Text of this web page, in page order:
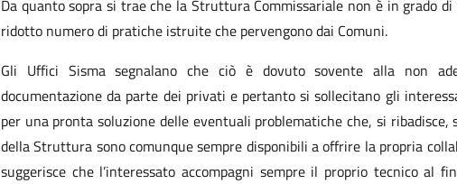
Da quanto sopra si trae che la Struttura Commissariale non è in grado
ridotto numero di pratiche istruite che pervengono dai Comuni.
Gli Uffici Sisma segnalano che ciò è dovuto sovente alla non
documentazione da parte dei privati e pertanto si sollecitano gli
per una pronta soluzione delle eventuali problematiche che, si ribadisce,
della Struttura sono comunque sempre disponibili a offrire la propria
suggerisce che l’interessato accompagni sempre il proprio tecnico al